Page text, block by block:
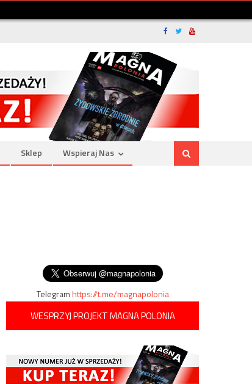
Sklep Wspieraj Nas
Telegramhttps://t.me/magnapolonia
WESPRZYJ PROJEKT MAGNA POLONIA